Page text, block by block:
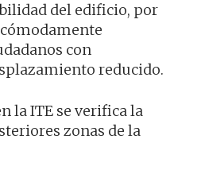
del edificio, por
con
reducido.
la ITE se verifica la
zonas de la